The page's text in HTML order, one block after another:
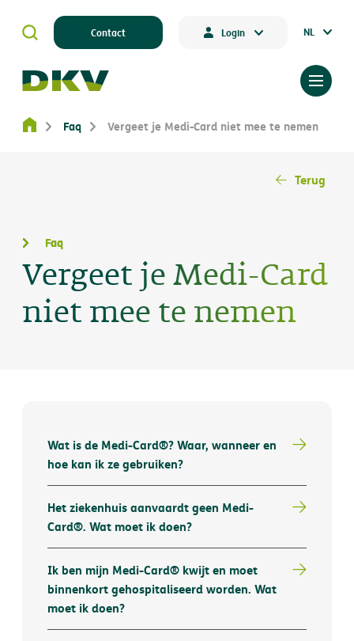
Contact Login NL
Faq
Vergeet je Medi-Card
niet mee te nemen
Terug
Faq Vergeet je Medi-Card niet mee te nemen
Wat is de Medi-Card®? Waar, wanneer en
hoe kan ik ze gebruiken?
Het ziekenhuis aanvaardt geen Medi-
Card®. Wat moet ik doen?
Ik ben mijn Medi-Card® kwijt en moet
binnenkort gehospitaliseerd worden. Wat
moet ik doen?